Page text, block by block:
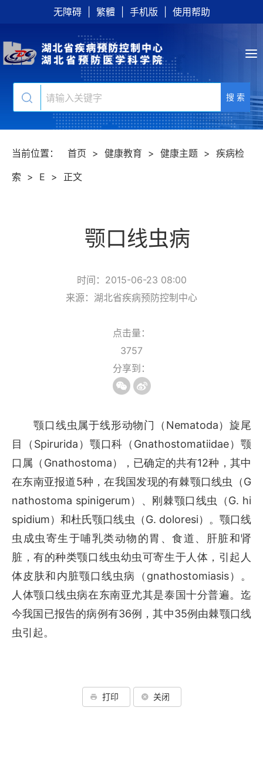
无障碍 繁體 手机版 使用帮助
搜 索
当前位置： 首页 > 健康教育 > 健康主题 > 疾病检
索 > E > 正文
颚口线虫病
时间：2015-06-23 08:00
来源：湖北省疾病预防控制中心
点击量：
3757
分享到：
颚口线虫属于线形动物门（ Nematoda ）旋尾
目（ Spirurida ）颚口科（ Gnathostomatiidae ）颚
口属（ Gnathostoma ），已确定的共有12种，其中
在东南亚报道5种，在我国发现的有棘颚口线虫（ G
nathostoma spinigerum ）、刚棘颚口线虫（ G. hi
spidium ）和杜氏颚口线虫（ G. doloresi ）。颚口线
虫成虫寄生于哺乳类动物的胃、食道、肝脏和肾
脏，有的种类颚口线虫幼虫可寄生于人体，引起人
体皮肤和内脏颚口线虫病（ gnathostomiasis）。
人体颚口线虫病在东南亚尤其是泰国十分普遍。迄
今我国已报告的病例有36例，其中35例由棘颚口线
虫引起。
打印 关闭